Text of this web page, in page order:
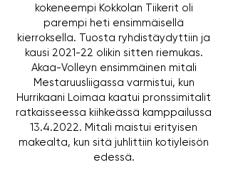
kokeneempi Kokkolan Tiikerit oli
parempi heti ensimmäisellä
kierroksella. Tuosta ryhdistäydyttiin ja
kausi 2021-22 olikin sitten riemukas.
Akaa-Volleyn ensimmäinen mitali
Mestaruusliigassa varmistui, kun
Hurrikaani Loimaa kaatui pronssimitalit
ratkaisseessa kiihkeässä kamppailussa
13.4.2022. Mitali maistui erityisen
makealta, kun sitä juhlittiin kotiyleisön
edessä.